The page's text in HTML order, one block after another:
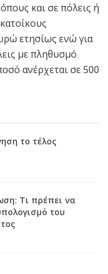
και σε πόλεις ή
ετησίως ενώ για
με πληθυσμό
ανέρχεται σε 500
το τέλος
Τι πρέπει να
του